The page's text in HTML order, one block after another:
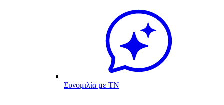
Συνομιλία με ΤΝ